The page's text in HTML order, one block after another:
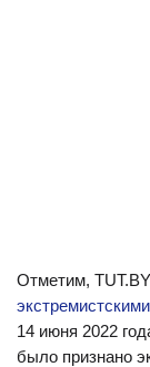
Отметим,
14 июня 2022
было признано